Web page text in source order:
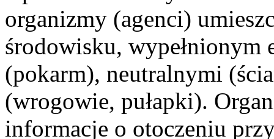
organizmy (agenci)
środowisku, wypełnionym
(pokarm), neutralnymi
(wrogowie, pułapki).
informacje o otoczeniu